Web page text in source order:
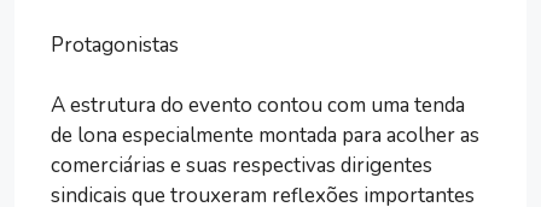
Protagonistas
A estrutura do evento contou com uma tenda
de lona especialmente montada para acolher as
comerciárias e suas respectivas dirigentes
sindicais que trouxeram reflexões importantes